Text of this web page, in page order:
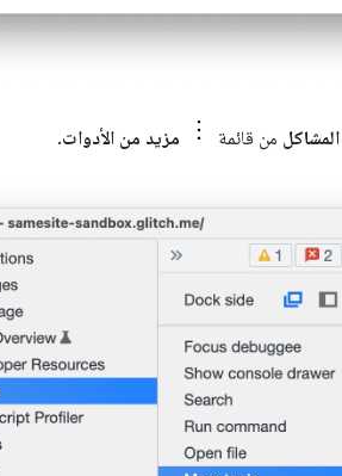
المشاكل من قائمة مزيد من الأدوات.